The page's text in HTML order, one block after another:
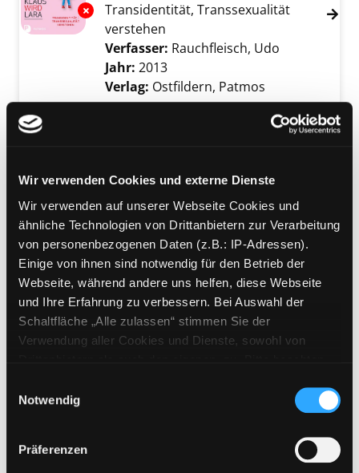
Wir verwenden Cookies und externe Dienste
Wir verwenden auf unserer Webseite Cookies und
ähnliche Technologien von Drittanbietern zur Verarbeitung
von personenbezogenen Daten (z.B.: IP-Adressen).
Einige von ihnen sind notwendig für den Betrieb der
Webseite, während andere uns helfen, diese Webseite
und Ihre Erfahrung zu verbessern. Bei Auswahl der
Schaltfläche „Alle zulassen“ stimmen Sie der
Verwendung aller Cookies und Dienste, sowohl von
Cookies von Drittanbietern, eine Verarbeitung in
unsicheren Drittländern (Länder außerhalb des EWR
ohne adäquates Datenschutzniveau) stattfinden kann. In
diesem Zusammenhang können aktuell Risiken für
Notwendig
Präferenzen
Exemplar-Details von Anne wird Tom - Klaus
Transidentität, Transsexualität
verstehen
Verfasser: Rauchfleisch, Udo
Jahr: 2013
Verlag: Ostfildern, Patmos
Jugendbuch
Verfasser:Neun, Vanessa;Avaris,
NoelleSuche nach diesem Verfasser
Jahr:2025
Verlag:Ahrensburg, tredition
Exemplar-Details von Image anzeigen
Mediengruppe:Belletristik
Image
Roman
Verfasser:Mausolf, SveaSuche nach
Exemplar-Details von Ignite my dragon
Suche nach